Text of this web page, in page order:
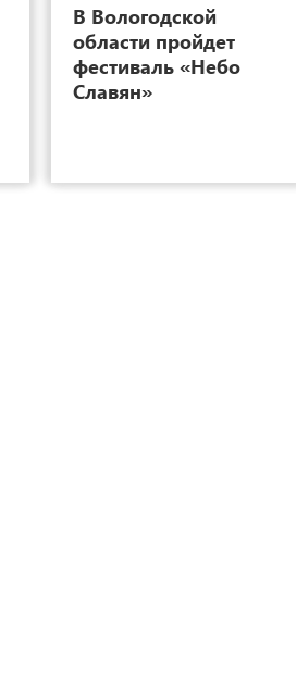
В Вологодской
области пройдет
фестиваль «Небо
Славян»